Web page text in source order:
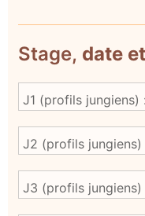
Stage, date